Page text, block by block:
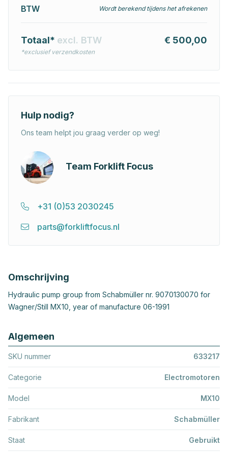
BTW
Wordt berekend tijdens het afrekenen
Totaal* excl. BTW
*exclusief verzendkosten
€ 500,00
Hulp nodig?
Ons team helpt jou graag verder op weg!
Team Forklift Focus
+31 (0)53 2030245
parts@forkliftfocus.nl
Omschrijving
Hydraulic pump group from Schabmüller nr. 9070130070 for
Wagner/Still MX10, year of manufacture 06-1991
Algemeen
SKU nummer 633217
Categorie Electromotoren
Model MX10
Fabrikant Schabmüller
Staat Gebruikt